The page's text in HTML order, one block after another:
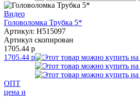
Видео
Головоломка Трубка 5*
Артикул: H515097
Артикул скопирован
1705.44 р
1705.44 р
ОПТ
цена и